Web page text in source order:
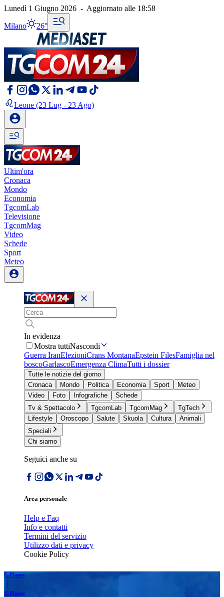
Lunedì 1 Giugno 2026 - Aggiornato alle 18:58
Milano 26°
Leone (23 Lug - 23 Ago)
Ultim'ora
Cronaca
Mondo
Economia
TgcomLab
Televisione
TgcomMag
Video
Schede
Sport
Meteo
In evidenza
Mostra tuttiNascondi
Guerra IranElezioniCrans MontanaEpstein FilesFamiglia nel
boscoGarlascoEmergenza ClimaTutti i dossier
Tutte le notizie del giorno
Cronaca
Mondo Politica Economia Sport
Meteo
Video
Foto Infografiche
Schede
Tv & Spettacolo
TgcomLab TgcomMag
TgTech
Lifestyle
Oroscopo Salute Skuola Cultura
Animali
Speciali
Chi siamo
Seguici anche su
Area personale
Help e Faq
Info e contatti
Termini del servizio
Utilizzo dati e privacy
Cookie Policy
E-Planet
E-Planet